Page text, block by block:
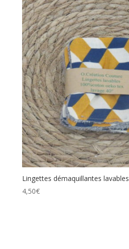
Lingettes démaquillantes lavables
4,50€